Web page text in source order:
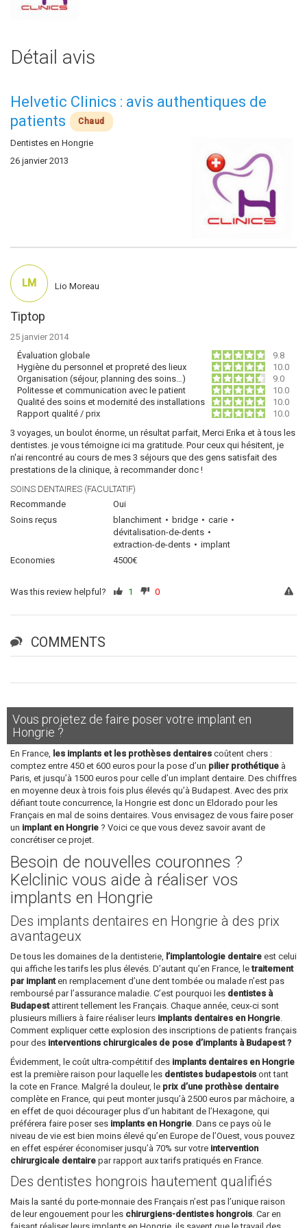
Détail avis
Helvetic Clinics : avis authentiques de
patients
Chaud
Dentistes en Hongrie
26 janvier 2013
Tiptop
25 janvier 2014
Évaluation globale
9.8
Hygiène du personnel et propreté des lieux
10.0
Organisation (séjour, planning des soins…)
9.0
Politesse et communication avec le patient
10.0
Qualité des soins et modernité des installations
10.0
Rapport qualité / prix
10.0
3 voyages, un boulot énorme, un résultat parfait, Merci Erika et à tous les
dentistes. je vous témoigne ici ma gratitude. Pour ceux qui hésitent, je
n'ai rencontré au cours de mes 3 séjours que des gens satisfait des
prestations de la clinique, à recommander donc !
SOINS DENTAIRES (FACULTATIF)
Recommande
Oui
Soins reçus
blanchiment bridge
carie
dévitalisation-de-dents
extraction-de-dents
implant
Economies
4500€
LM Lio Moreau
Was this review helpful? 1 0
COMMENTS
Vous projetez de faire poser votre implant en
Hongrie ?
En France, les implants et les prothèses dentaires coûtent chers :
comptez entre 450 et 600 euros pour la pose d’un pilier prothétique à
Paris, et jusqu’à 1500 euros pour celle d’un implant dentaire. Des chiffres
en moyenne deux à trois fois plus élevés qu’à Budapest. Avec des prix
défiant toute concurrence, la Hongrie est donc un Eldorado pour les
Français en mal de soins dentaires. Vous envisagez de vous faire poser
un implant en Hongrie ? Voici ce que vous devez savoir avant de
concrétiser ce projet.
Besoin de nouvelles couronnes ?
Kelclinic vous aide à réaliser vos
implants en Hongrie
Des implants dentaires en Hongrie à des prix
avantageux
De tous les domaines de la dentisterie, l’implantologie dentaire est celui
qui affiche les tarifs les plus élevés. D’autant qu’en France, letraitement
par implanten remplacement d’une dent tombée ou malade n’est pas
remboursé par l’assurance maladie. C’est pourquoi les dentistes à
Budapestattirent tellement les Français. Chaque année, ceux-ci sont
plusieurs milliers à faire réaliser leurs implants dentaires en Hongrie.
Comment expliquer cette explosion des inscriptions de patients français
pour des interventions chirurgicales de pose d’implants à Budapest ?
Évidemment, le coût ultra-compétitif des implants dentaires en Hongrie
est la première raison pour laquelle les dentistes budapestois ont tant
la cote en France. Malgré la douleur, le prix d’une prothèse dentaire
complète en France, qui peut monter jusqu’à 2500 euros par mâchoire, a
en effet de quoi décourager plus d’un habitant de l’Hexagone, qui
préférera faire poser ses implants en Hongrie. Dans ce pays où le
niveau de vie est bien moins élevé qu’en Europe de l’Ouest, vous pouvez
en effet espérer économiser jusqu’à 70% sur votre intervention
chirurgicale dentaire par rapport aux tarifs pratiqués en France.
Des dentistes hongrois hautement qualifiés
Mais la santé du porte-monnaie des Français n’est pas l’unique raison
de leur engouement pour les chirurgiens-dentistes hongrois. Car en